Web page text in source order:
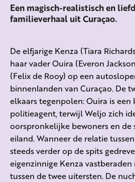
Een magisch-realistisch en
familieverhaal uit Curaçao.
De elfjarige Kenza (Tiara
haar vader Ouira (Everon
(Felix de Rooy) op een
binnenlanden van Curaçao. De
elkaars tegenpolen: Ouira is
politieagent, terwijl Weljo zich
oorspronkelijke bewoners en
eiland. Wanneer de relatie
steeds verder op de spits
eigenzinnige Kenza
tussen de twee uitersten. De